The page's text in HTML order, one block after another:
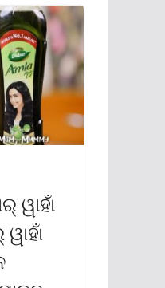
ୱାହାଁ